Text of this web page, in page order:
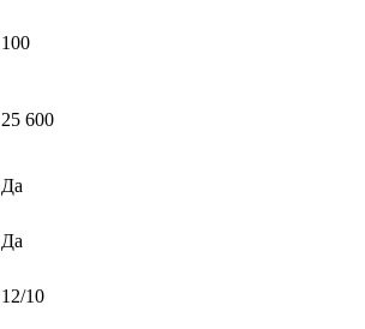
100
25 600
Да
Да
12/10